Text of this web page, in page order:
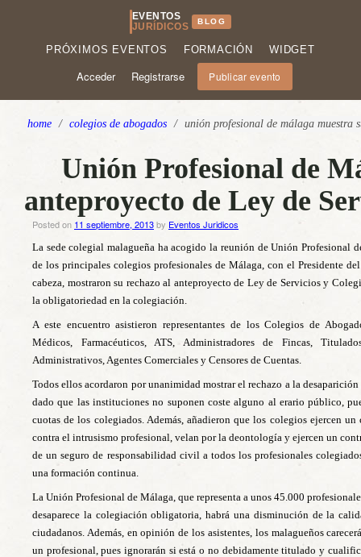
EVENTOS
JURÍDICOS
BLOG
PRÓXIMOS EVENTOS FORMACIÓN WIDGET
Acceder Registrarse Publicar evento
home / colegios de abogados / unión profesional de málaga muestra
Unión Profesional de
anteproyecto de Ley de
Posted on 11 septiembre, 2013by Eventos Juridicos
La sede colegial malagueña ha acogido la reunión de Unión Profesional
de los principales colegios profesionales de Málaga, con el Presidente
cabeza, mostraron su rechazo al anteproyecto de Ley de Servicios y
la obligatoriedad en la colegiación.
A este encuentro asistieron representantes de los Colegios de
Médicos, Farmacéuticos, ATS, Administradores de Fincas,
Administrativos, Agentes Comerciales y Censores de Cuentas.
Todos ellos acordaron por unanimidad mostrar el rechazo a la
dado que las instituciones no suponen coste alguno al erario público,
cuotas de los colegiados. Además, añadieron que los colegios ejercen
contra el intrusismo profesional, velan por la deontología y ejercen un
de un seguro de responsabilidad civil a todos los profesionales
una formación continua.
La Unión Profesional de Málaga, que representa a unos 45.000
desaparece la colegiación obligatoria, habrá una disminución de la
ciudadanos. Además, en opinión de los asistentes, los malagueños
un profesional, pues ignorarán si está o no debidamente titulado y